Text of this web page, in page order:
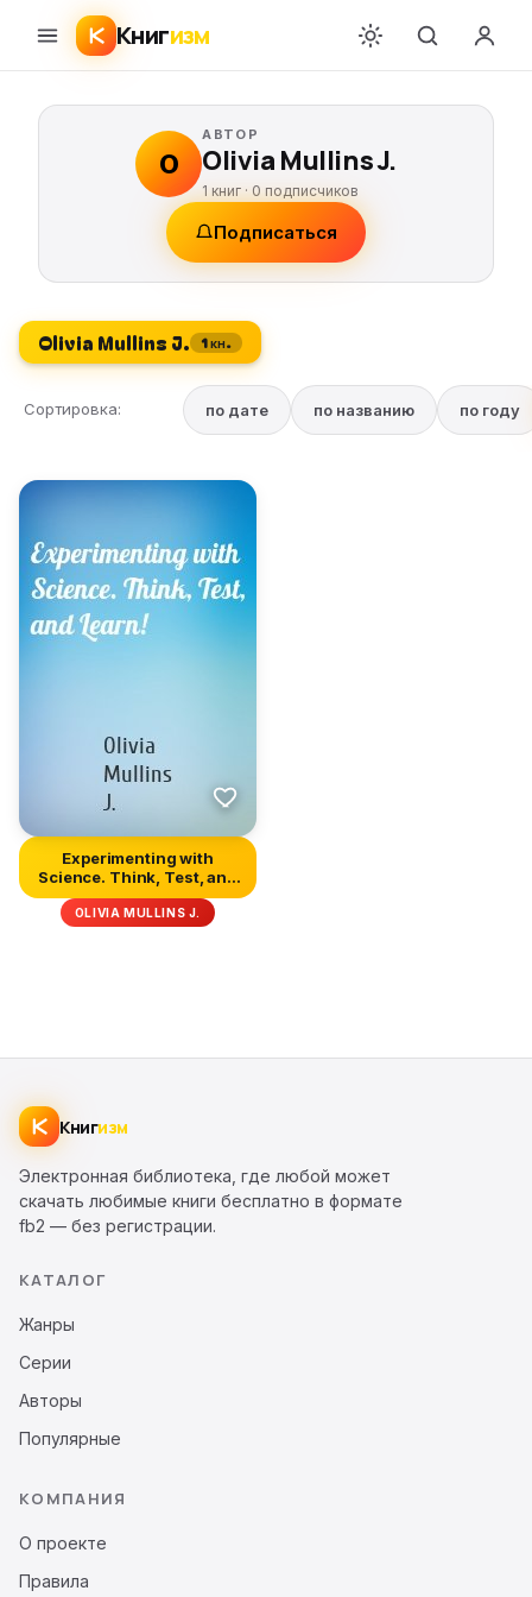
Книгизм
O
АВТОР
Olivia Mullins J.
1 книг ·0 подписчиков
Подписаться
Olivia Mullins J. 1 кн.
Сортировка: по дате по названию по году
Experimenting with
Science. Think, Test, and
Learn...
OLIVIA MULLINS J.
Книгизм
Электронная библиотека, где любой может
скачать любимые книги бесплатно в формате
fb2 — без регистрации.
КАТАЛОГ
Жанры
Серии
Авторы
Популярные
КОМПАНИЯ
О проекте
Правила